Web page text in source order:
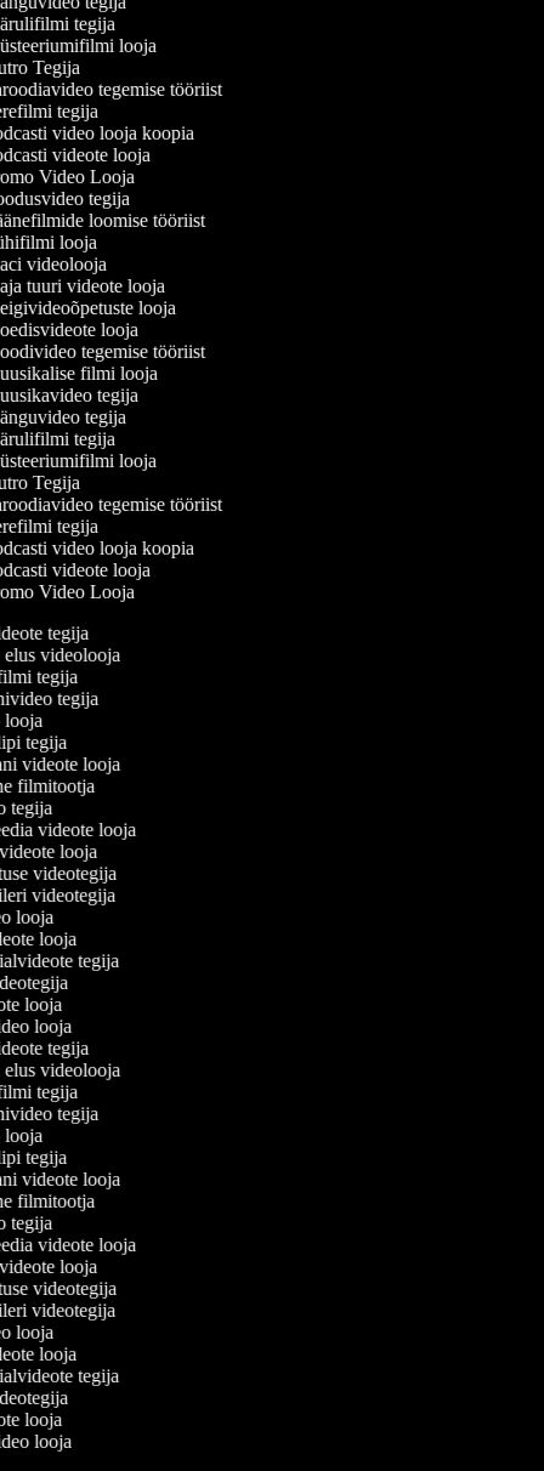
tegija
looja
Tegija
tegemise tööriist
tegija
video looja koopia
videote looja
Video Looja
tegija
loomise tööriist
looja
videolooja
tuuri videote looja
looja
looja
tegemise tööriist
filmi looja
tegija
tegija
tegija
looja
Tegija
tegemise tööriist
tegija
video looja koopia
videote looja
Video Looja
tegija
elus videolooja
tegija
tegija
looja
tegija
videote looja
filmitootja
tegija
videote looja
looja
videotegija
videotegija
looja
looja
tegija
looja
looja
tegija
elus videolooja
tegija
tegija
looja
tegija
videote looja
filmitootja
tegija
videote looja
looja
videotegija
videotegija
looja
looja
tegija
looja
looja